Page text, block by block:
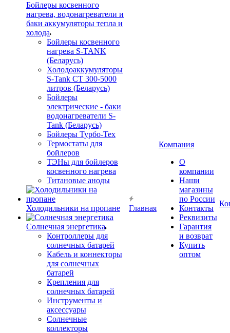
Бойлеры косвенного
нагрева, водонагреватели и
баки аккумуляторы тепла и
холода
Бойлеры косвенного
нагрева S-TANK
(Беларусь)
Холодоаккумуляторы
S-Tank СТ 300-5000
литров (Беларусь)
Бойлеры
электрические - баки
водонагреватели S-
Tank (Беларусь)
Бойлеры Турбо-Тех
Термостаты для
бойлеров
ТЭНы для бойлеров
косвенного нагрева
Титановые аноды
Холодильники на пропане
Солнечная энергетика
Контроллеры для
солнечных батарей
Кабель и коннекторы
для солнечных
батарей
Крепления для
солнечных батарей
Инструменты и
аксессуары
Солнечные
коллекторы
Главная
Компания
О
компании
Наши
магазины
по России
Контакты
Реквизиты
Гарантия
и возврат
Купить
оптом